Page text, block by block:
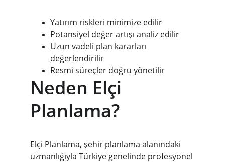
Yatırım riskleri minimize edilir
Potansiyel değer artışı analiz edilir
Uzun vadeli plan kararları
değerlendirilir
Resmi süreçler doğru yönetilir
Neden Elçi
Planlama?
Elçi Planlama, şehir planlama alanındaki
uzmanlığıyla Türkiye genelinde profesyonel